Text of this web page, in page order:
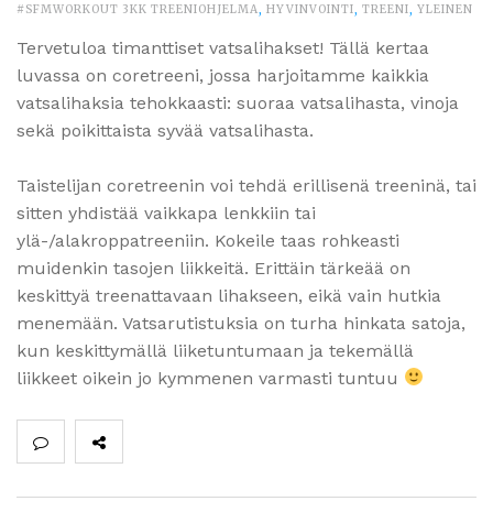
#SFMWORKOUT 3KK TREENIOHJELMA HYVINVOINTI TREENI YLEINEN
Tervetuloa timanttiset vatsalihakset! Tällä kertaa
luvassa on coretreeni, jossa harjoitamme kaikkia
vatsalihaksia tehokkaasti: suoraa vatsalihasta, vinoja
sekä poikittaista syvää vatsalihasta.
Taistelijan coretreenin voi tehdä erillisenä treeninä, tai
sitten yhdistää vaikkapa lenkkiin tai
ylä-/alakroppatreeniin. Kokeile taas rohkeasti
muidenkin tasojen liikkeitä. Erittäin tärkeää on
keskittyä treenattavaan lihakseen, eikä vain hutkia
menemään. Vatsarutistuksia on turha hinkata satoja,
kun keskittymällä liiketuntumaan ja tekemällä
liikkeet oikein jo kymmenen varmasti tuntuu